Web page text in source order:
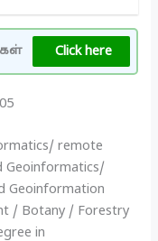
Click here
05
remote
Geoinformatics/
Geoinformation
/ Botany / Forestry
in